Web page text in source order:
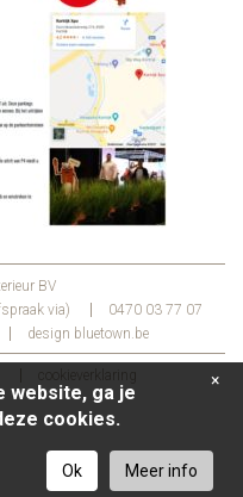
BV
via)
0470 03 77 07
design bluetown.be
cookieverklaring
website, ga je
cookies.
Meer info
Ok
×